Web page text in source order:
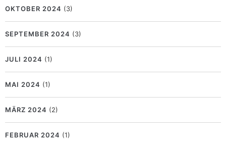
OKTOBER 2024 (3)
SEPTEMBER 2024 (3)
JULI 2024 (1)
MAI 2024 (1)
MÄRZ 2024 (2)
FEBRUAR 2024 (1)